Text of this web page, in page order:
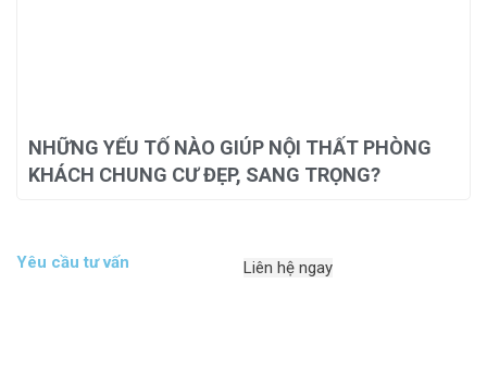
NHỮNG YẾU TỐ NÀO GIÚP NỘI THẤT PHÒNG
KHÁCH CHUNG CƯ ĐẸP, SANG TRỌNG?
Yêu cầu tư vấn Liên hệ ngay